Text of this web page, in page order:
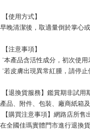
【使用方式】
早晚清潔後，取適量倒於掌心
【注意事項】
˙本產品含活性成分，初次使用
˙若皮膚出現異常紅腫，請停止
【退換貨服務】鑑賞期非試
產品、附件、包裝、廠商紙箱
【購買注意事項】網路店所
在全國佳瑪實體門市進行退換